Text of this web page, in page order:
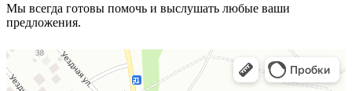
Мы всегда готовы помочь и выслушать любые ваши
предложения.